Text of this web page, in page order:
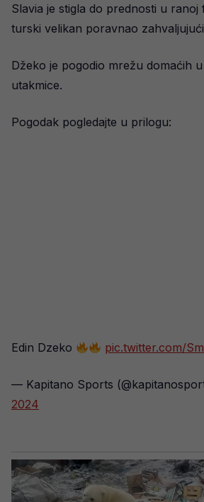
Slavia je stigla do prednosti u ranoj
turski velikan poravnao
Džeko je pogodio mrežu domaćih
utakmice.
Pogodak pogledajte u prilogu:
Edin Dzeko pic.twitter.com/
— Kapitano Sports
2024